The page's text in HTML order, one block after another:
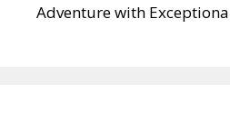
Adventure with